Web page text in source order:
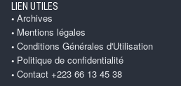
LIEN UTILES
Archives
Mentions légales
Conditions Générales d'Utilisation
Politique de confidentialité
Contact +223 66 13 45 38